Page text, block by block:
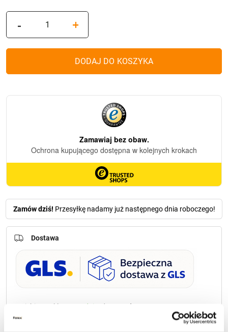
Dostawa
U Ciebie zwykle za 1-3 dni : od
12,30 zł
Darmowa dostawa:
Zamów dziś! Przesyłkę nadamy już następnego dnia roboczego!
-
Elegancki
Srebrny
płomieniem
+
DODAJ DO KOSZYKA